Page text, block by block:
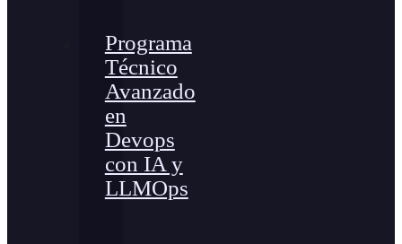
Programa
Técnico
Avanzado
en
Devops
con IA y
LLMOps